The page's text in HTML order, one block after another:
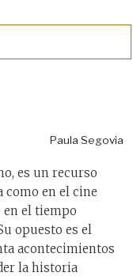
Paula Segovia
es un recurso
en el cine
en el tiempo
opuesto es el
acontecimientos
la historia